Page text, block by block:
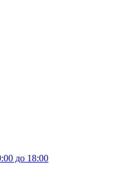
до 18:00